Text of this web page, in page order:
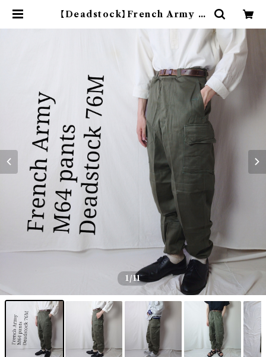
【Deadstock】French Army フ
6M | オンライン古着屋 9chord
1/11